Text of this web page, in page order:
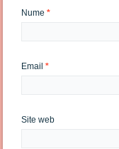
Nume*
Email*
Site web